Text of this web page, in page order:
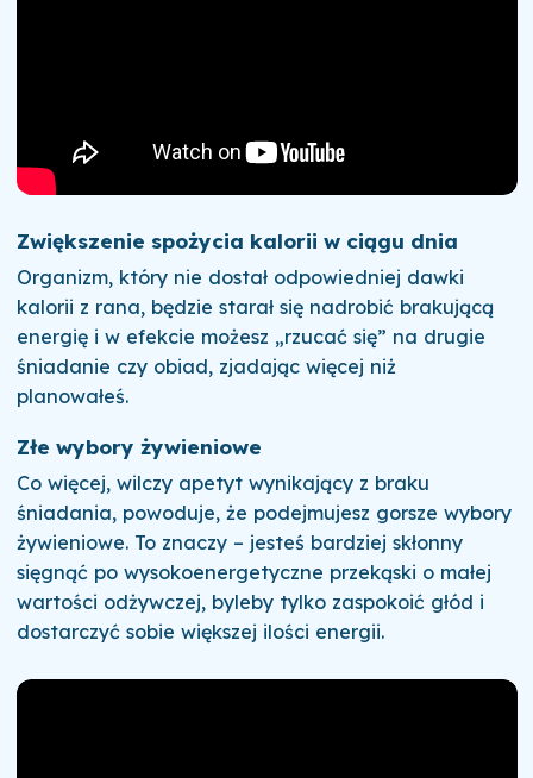
Zwiększenie spożycia kalorii w ciągu dnia
Organizm, który nie dostał odpowiedniej dawki
kalorii z rana, będzie starał się nadrobić brakującą
energię i w efekcie możesz „rzucać się” na drugie
śniadanie czy obiad, zjadając więcej niż
planowałeś.
Złe wybory żywieniowe
Co więcej, wilczy apetyt wynikający z braku
śniadania, powoduje, że podejmujesz gorsze wybory
żywieniowe. To znaczy – jesteś bardziej skłonny
sięgnąć po wysokoenergetyczne przekąski o małej
wartości odżywczej, byleby tylko zaspokoić głód i
dostarczyć sobie większej ilości energii.